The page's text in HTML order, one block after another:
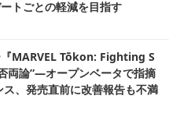
トごとの軽減を目指す
MARVEL Tōkon: Fighting S
両論”―オープンベータで指摘
、発売直前に改善報告も不満